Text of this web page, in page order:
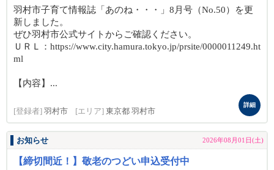
羽村市子育て情報誌「あのね・・・」8月号（No.50）を更
新しました。
ぜひ羽村市公式サイトからご確認ください。
ＵＲＬ：https://www.city.hamura.tokyo.jp/prsite/0000011249.ht
ml
【内容】...
[登録者] 羽村市 [エリア] 東京都 羽村市
詳細
お知らせ 2026年08月01日(土)
【締切間近！】敬老のつどい申込受付中